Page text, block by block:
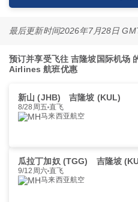
最后更新时间2026年7月28日
预订并享受飞往 吉隆坡国际机场
Airlines 航班优惠
新山 (JHB) 吉隆坡 (KUL)
8/28周五 直飞
马来西亚航空
瓜拉丁加奴 (TGG) 吉隆坡
9/12周六 直飞
马来西亚航空